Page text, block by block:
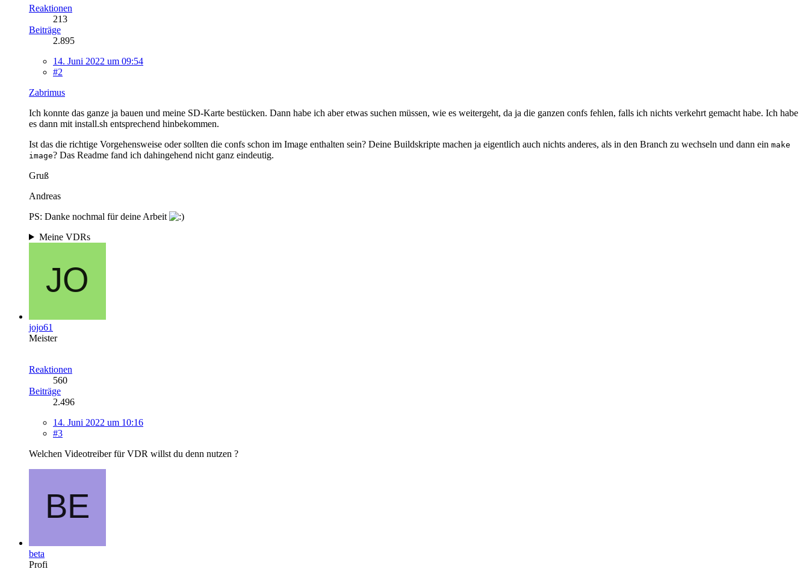
Reaktionen
213
Beiträge
2.895
14. Juni 2022 um 09:54
#2
Zabrimus
Ich konnte das ganze ja bauen und meine SD-Karte bestücken. Dann habe ich aber etwas suchen müssen, wie es weitergeht, da ja die ganzen confs fehlen, falls ich nichts verkehrt gemacht habe. Ich habe
es dann mit install.sh entsprechend hinbekommen.
Ist das die richtige Vorgehensweise oder sollten die confs schon im Image enthalten sein? Deine Buildskripte machen ja eigentlich auch nichts anderes, als in den Branch zu wechseln und dann ein make
image? Das Readme fand ich dahingehend nicht ganz eindeutig.
Gruß
Andreas
PS: Danke nochmal für deine Arbeit
Meine VDRs
jojo61
Meister
Reaktionen
560
Beiträge
2.496
14. Juni 2022 um 10:16
#3
Welchen Videotreiber für VDR willst du denn nutzen ?
beta
Profi